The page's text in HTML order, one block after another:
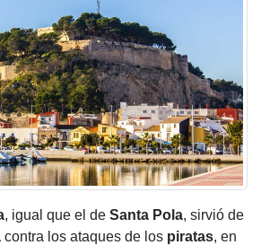
, igual que el de Santa Pola, sirvió de
contra los ataques de los piratas, en